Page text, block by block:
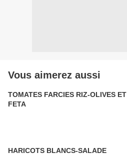
Vous aimerez aussi
TOMATES FARCIES RIZ-OLIVES ET
FETA
HARICOTS BLANCS-SALADE